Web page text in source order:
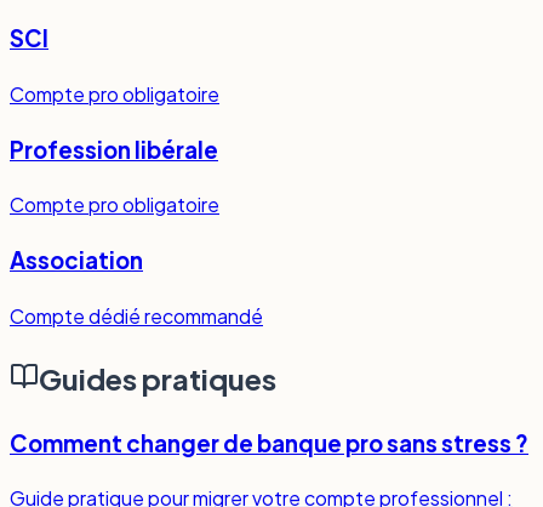
SCI
Compte pro obligatoire
Profession libérale
Compte pro obligatoire
Association
Compte dédié recommandé
Guides pratiques
Comment changer de banque pro sans stress ?
Guide pratique pour migrer votre compte professionnel :